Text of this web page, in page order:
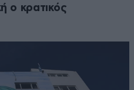
ο κρατικός